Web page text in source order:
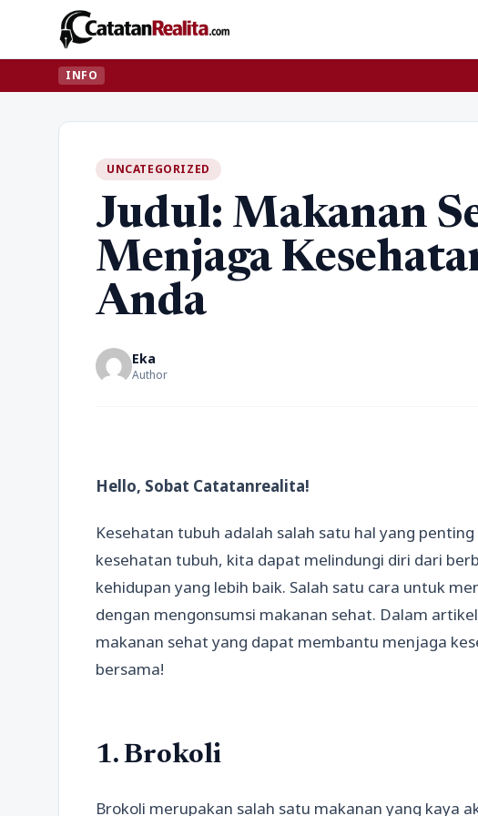
INFO
UNCATEGORIZED
Judul: Makanan
Menjaga
Anda
Eka
Author
Hello, Sobat Catatanrealita!
Kesehatan tubuh adalah salah satu hal yang
kesehatan tubuh, kita dapat melindungi diri dari
kehidupan yang lebih baik. Salah satu cara untuk
dengan mengonsumsi makanan sehat. Dalam
makanan sehat yang dapat membantu menjaga
bersama!
1. Brokoli
Brokoli merupakan salah satu makanan yang kaya